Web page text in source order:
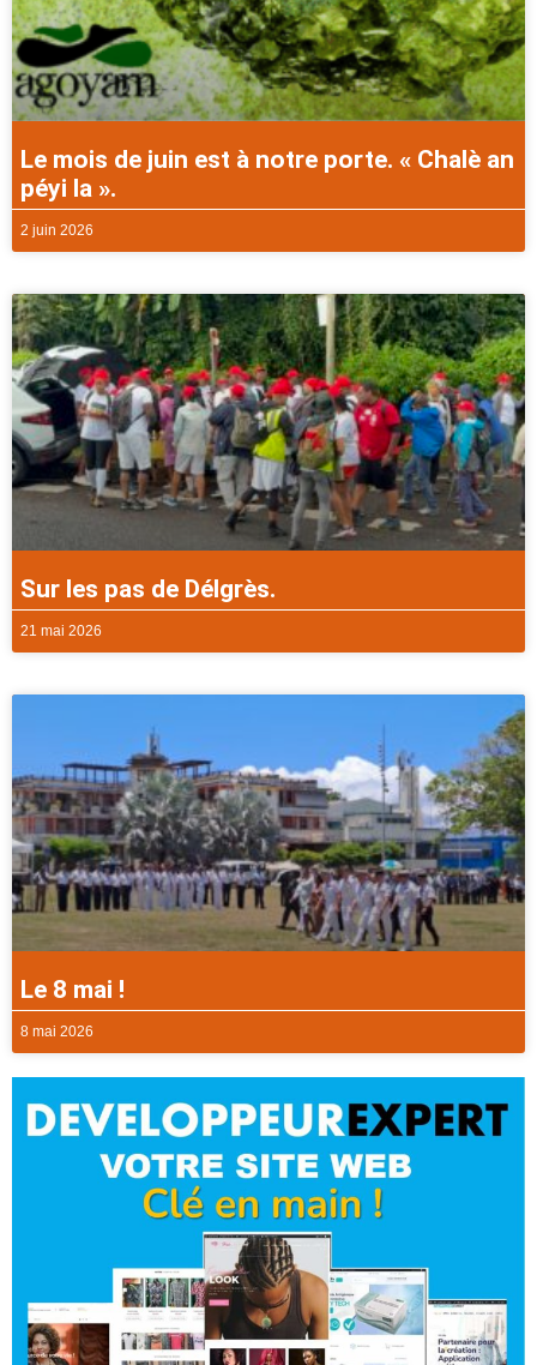
Le mois de juin est à notre porte. « Chalè an
péyi la ».
2 juin 2026
Sur les pas de Délgrès.
21 mai 2026
Le 8 mai !
8 mai 2026